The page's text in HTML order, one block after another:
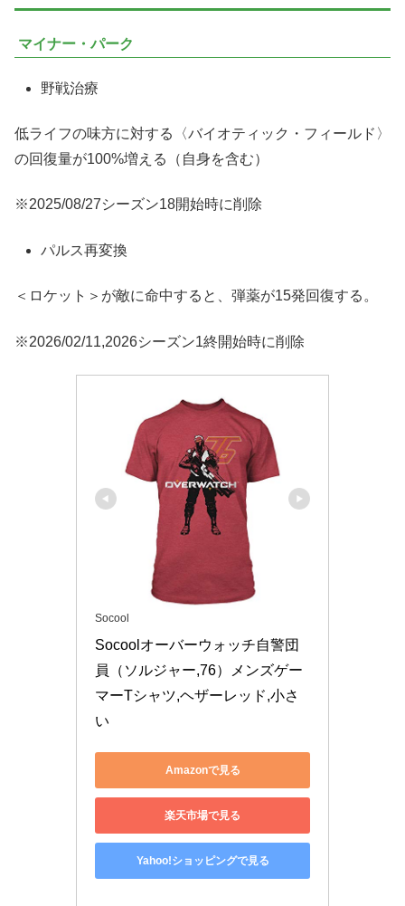
マイナー・パーク
野戦治療
低ライフの味方に対する〈バイオティック・フィールド〉
の回復量が100%増える（自身を含む）
※2025/08/27シーズン18開始時に削除
パルス再変換
＜ロケット＞が敵に命中すると、弾薬が15発回復する。
※2026/02/11,2026シーズン1終開始時に削除
Socool
Socoolオーバーウォッチ自警団
員（ソルジャー,76）メンズゲー
マーTシャツ,ヘザーレッド,小さ
い
Amazonで見る
楽天市場で見る
Yahoo!ショッピングで見る